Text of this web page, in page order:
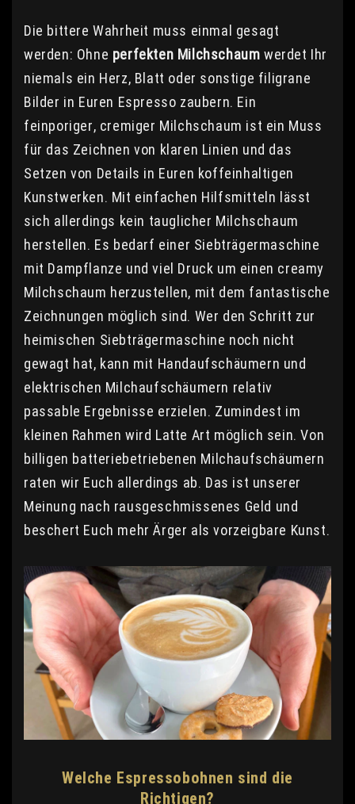
Die bittere Wahrheit muss einmal gesagt
werden: Ohne perfekten Milchschaum werdet Ihr
niemals ein Herz, Blatt oder sonstige filigrane
Bilder in Euren Espresso zaubern. Ein
feinporiger, cremiger Milchschaum ist ein Muss
für das Zeichnen von klaren Linien und das
Setzen von Details in Euren koffeinhaltigen
Kunstwerken. Mit einfachen Hilfsmitteln lässt
sich allerdings kein tauglicher Milchschaum
herstellen. Es bedarf einer Siebträgermaschine
mit Dampflanze und viel Druck um einen creamy
Milchschaum herzustellen, mit dem fantastische
Zeichnungen möglich sind. Wer den Schritt zur
heimischen Siebträgermaschine noch nicht
gewagt hat, kann mit Handaufschäumern und
elektrischen Milchaufschäumern relativ
passable Ergebnisse erzielen. Zumindest im
kleinen Rahmen wird Latte Art möglich sein. Von
billigen batteriebetriebenen Milchaufschäumern
raten wir Euch allerdings ab. Das ist unserer
Meinung nach rausgeschmissenes Geld und
beschert Euch mehr Ärger als vorzeigbare Kunst.
Welche Espressobohnen sind die
Richtigen?